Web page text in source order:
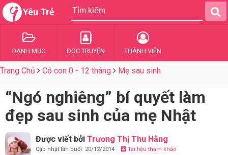
Yêu Trẻ
DANH MỤC ĐỌC TRUYỆN THÀNH VIÊN
Trang Chủ Có con 0 - 12 tháng Mẹ sau sinh
“Ngó nghiêng” bí quyết làm
đẹp sau sinh của mẹ Nhật
Được viết bởi Trương Thị Thu Hằng
Cập nhật lần cuối: 20/12/2014 Tài liệu tham khảo